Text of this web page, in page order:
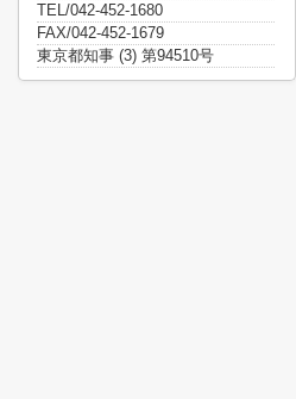
TEL/042-452-1680
FAX/042-452-1679
東京都知事 (3) 第94510号